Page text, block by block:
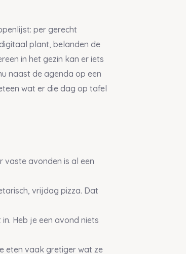
per gerecht
plant, belanden de
in het gezin kan er iets
naast de agenda op een
wat er die dag op tafel
vaste avonden is al een
vrijdag pizza. Dat
Heb je een avond niets
eten vaak gretiger wat ze